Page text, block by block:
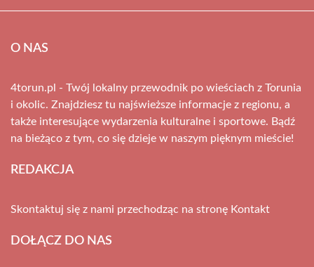
O NAS
4torun.pl - Twój lokalny przewodnik po wieściach z Torunia
i okolic. Znajdziesz tu najświeższe informacje z regionu, a
także interesujące wydarzenia kulturalne i sportowe. Bądź
na bieżąco z tym, co się dzieje w naszym pięknym mieście!
REDAKCJA
Skontaktuj się z nami przechodząc na stronę Kontakt
DOŁĄCZ DO NAS